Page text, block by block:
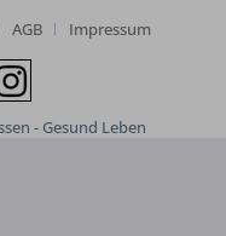
AGB Impressum
- Gesund Leben